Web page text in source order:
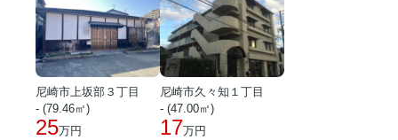
尼崎市上坂部３丁目
- (79.46㎡)
25万円
尼崎市久々知１丁目
- (47.00㎡)
17万円